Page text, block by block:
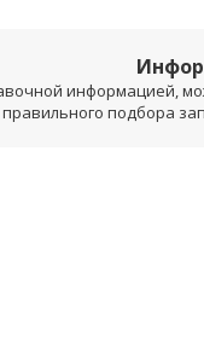
информацией,
правильного подбора